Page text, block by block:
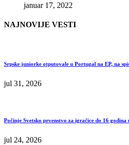
januar 17, 2022
NAJNOVIJE VESTI
Srpske juniorke otputovale u Portugal na EP, na
jul 31, 2026
Počinje Svetsko prvenstvo za igračice do 16 godina
jul 24, 2026